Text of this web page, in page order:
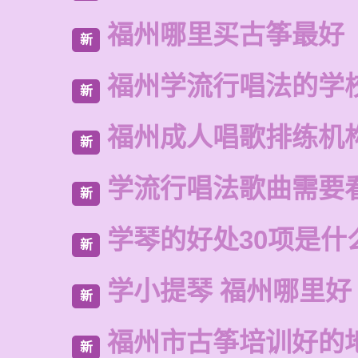
新 福州哪里买古筝最好
新 福州学流行唱法的学
新 福州成人唱歌排练机
新 学流行唱法歌曲需要
新 学琴的好处30项是什
新 学小提琴 福州哪里好
新 福州市古筝培训好的